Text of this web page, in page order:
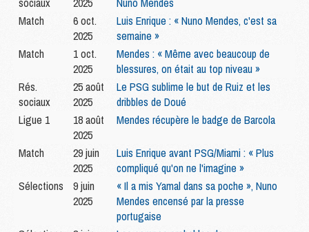
Match
6 oct.
2025
Luis Enrique : « Nuno Mendes, c'est sa
semaine »
Match
1 oct.
2025
Mendes : « Même avec beaucoup de
blessures, on était au top niveau »
Rés.
sociaux
25 août
2025
Le PSG sublime le but de Ruiz et les
dribbles de Doué
Ligue 1
18 août
2025
Mendes récupère le badge de Barcola
Match
29 juin
2025
Luis Enrique avant PSG/Miami : « Plus
compliqué qu'on ne l'imagine »
Sélections
9 juin
2025
« Il a mis Yamal dans sa poche », Nuno
Mendes encensé par la presse
portugaise